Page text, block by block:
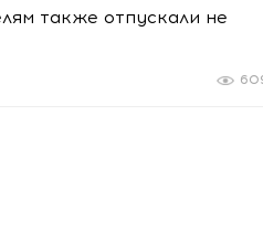
также отпускали не